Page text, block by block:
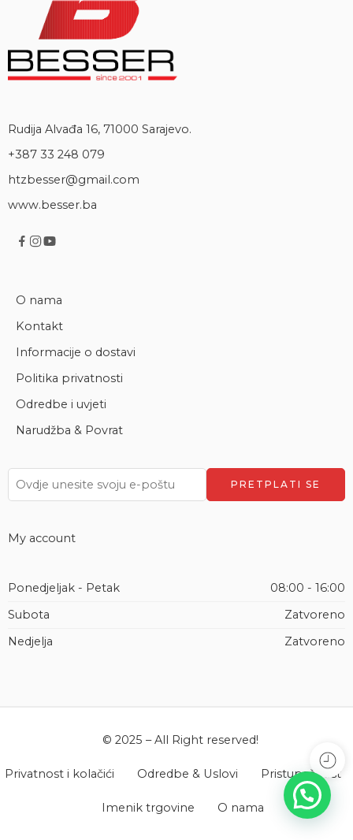
Rudija Alvađa 16, 71000 Sarajevo.
+387 33 248 079
htzbesser@gmail.com
www.besser.ba
O nama
Kontakt
Informacije o dostavi
Politika privatnosti
Odredbe i uvjeti
Narudžba & Povrat
My account
Ponedjeljak - Petak
08:00 - 16:00
Subota
Zatvoreno
Nedjelja
Zatvoreno
© 2025 – All Right reserved!
Privatnost i kolačići Odredbe & Uslovi Pristupačnost
Imenik trgovine O nama